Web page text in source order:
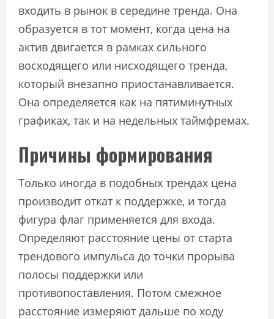
входить в рынок в середине тренда. Она
образуется в тот момент, когда цена на
актив двигается в рамках сильного
восходящего или нисходящего тренда,
который внезапно приостанавливается.
Она определяется как на пятиминутных
графиках, так и на недельных таймфремах.
Причины формирования
Только иногда в подобных трендах цена
производит откат к поддержке, и тогда
фигура флаг применяется для входа.
Определяют расстояние цены от старта
трендового импульса до точки прорыва
полосы поддержки или
противопоставления. Потом смежное
расстояние измеряют дальше по ходу